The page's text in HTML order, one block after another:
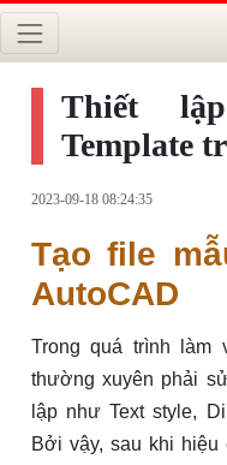
Thiết
Template
2023-09-18 08:24:35
Tạo file
AutoCAD
Trong quá trình làm
thường xuyên phải
lập như Text style,
Bởi vậy, sau khi hiệu